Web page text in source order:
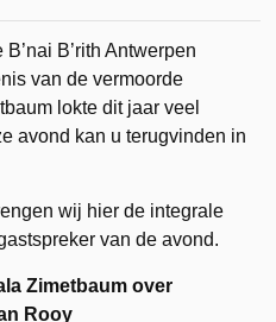
B’rith Antwerpen
van de vermoorde
lokte dit jaar veel
avond kan u terugvinden in
wij hier de integrale
van de avond.
Zimetbaum over
Rooy